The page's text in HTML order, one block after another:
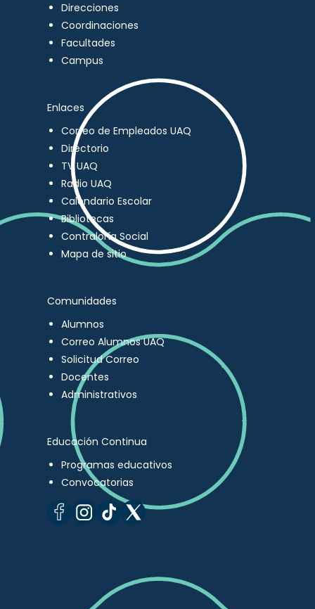
Direcciones
Coordinaciones
Facultades
Campus
Enlaces
Correo de Empleados UAQ
Directorio
TV UAQ
Radio UAQ
Calendario Escolar
Bibliotecas
Contraloría Social
Mapa de sitio
Comunidades
Alumnos
Correo Alumnos UAQ
Solicitud Correo
Docentes
Administrativos
Educación Continua
Programas educativos
Convocatorias